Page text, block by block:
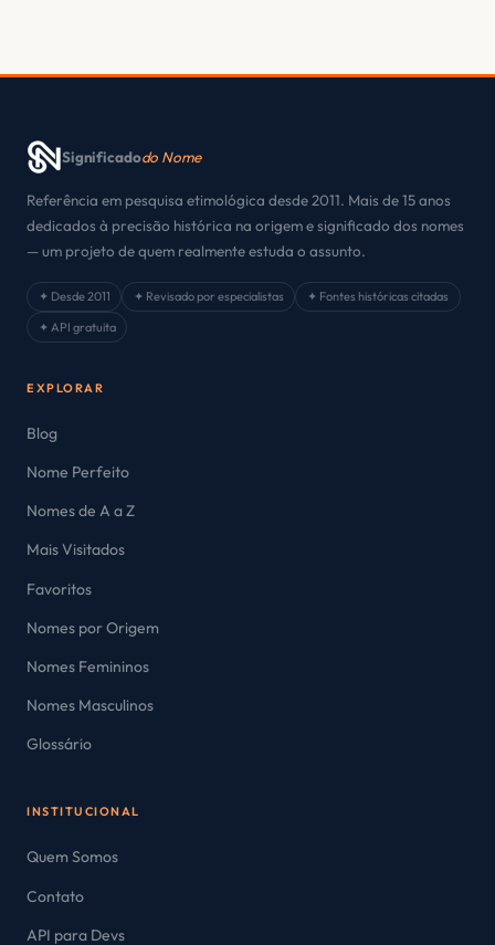
Significadodo Nome
Referência em pesquisa etimológica desde 2011. Mais de 15 anos
dedicados à precisão histórica na origem e significado dos nomes
— um projeto de quem realmente estuda o assunto.
✦ Desde 2011 ✦ Revisado por especialistas
✦ Fontes históricas citadas
✦ API gratuita
EXPLORAR
Blog
Nome Perfeito
Nomes de A a Z
Mais Visitados
Favoritos
Nomes por Origem
Nomes Femininos
Nomes Masculinos
Glossário
INSTITUCIONAL
Quem Somos
Contato
API para Devs